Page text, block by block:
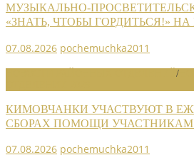
МУЗЫКАЛЬНО-
«ЗНАТЬ, ЧТОБЫ ГОРДИТЬСЯ!»
07.08.2026 pochemuchka2011
/
КИМОВЧАНКИ УЧАСТВУЮТ В
СБОРАХ ПОМОЩИ
07.08.2026 pochemuchka2011